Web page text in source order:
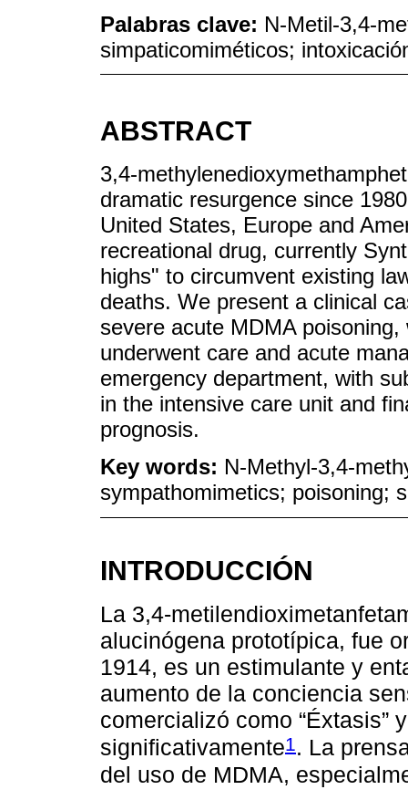
Palabras clave: N-Metil-3,4-
simpaticomiméticos;
ABSTRACT
3,4-
dramatic resurgence since
United States, Europe and
recreational drug, currently
highs" to circumvent existing
deaths. We present a clinical
severe acute MDMA
underwent care and acute
emergency department, with
in the intensive care unit and
prognosis.
Key words: N-Methyl-3,4-
sympathomimetics; poisoning;
INTRODUCCIÓN
La 3,4-
alucinógena prototípica, fue
1914, es un estimulante y
aumento de la conciencia
comercializó como “Éxtasis”
significativamente1. La
del uso de MDMA,